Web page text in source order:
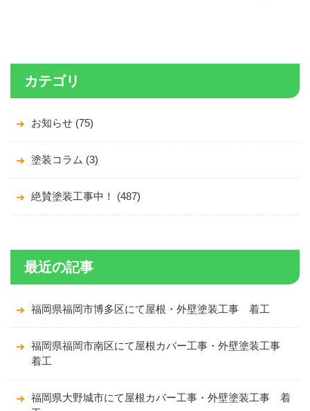
カテゴリ
お知らせ (75)
塗装コラム (3)
絶賛塗装工事中！ (487)
最近の記事
福岡県福岡市博多区にて屋根・外壁塗装工事 着工
福岡県福岡市南区にて屋根カバー工事・外壁塗装工事
着工
福岡県大野城市にて屋根カバー工事・外壁塗装工事 着